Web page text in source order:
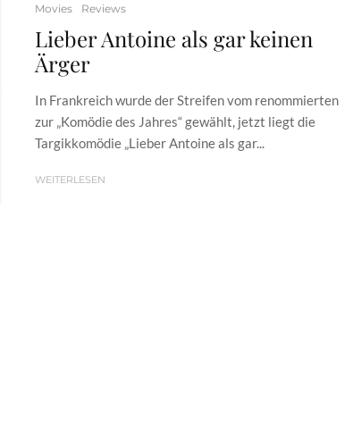
Movies Reviews
Lieber Antoine als gar keinen
Ärger
In Frankreich wurde der Streifen vom renommierten
zur „Komödie des Jahres“ gewählt, jetzt liegt die
Targikkomödie „Lieber Antoine als gar...
WEITERLESEN